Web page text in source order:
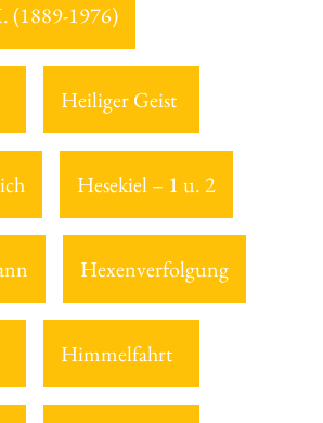
(1889-1976)
Heiliger Geist
Hesekiel – 1 u. 2
Hexenverfolgung
Himmelfahrt